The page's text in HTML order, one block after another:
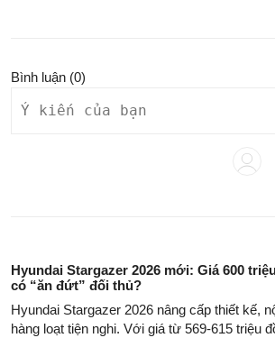
Bình luận (0)
Hyundai Stargazer 2026 mới: Giá 600
có “ăn đứt” đối thủ?
Hyundai Stargazer 2026 nâng cấp thiết kế,
hàng loạt tiện nghi. Với giá từ 569-615 triệu